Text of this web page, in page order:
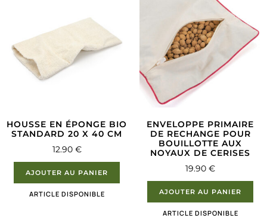
HOUSSE EN ÉPONGE BIO
STANDARD 20 X 40 CM
12.90 €
AJOUTER AU PANIER
ARTICLE DISPONIBLE
ENVELOPPE PRIMAIRE
DE RECHANGE POUR
BOUILLOTTE AUX
NOYAUX DE CERISES
19.90 €
AJOUTER AU PANIER
ARTICLE DISPONIBLE